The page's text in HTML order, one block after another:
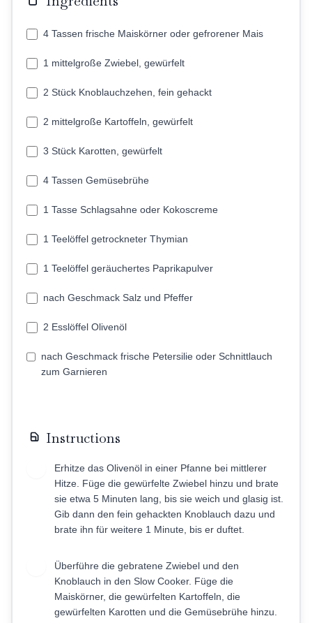
4 Tassen frische Maiskörner oder gefrorener Mais
1 mittelgroße Zwiebel, gewürfelt
2 Stück Knoblauchzehen, fein gehackt
2 mittelgroße Kartoffeln, gewürfelt
3 Stück Karotten, gewürfelt
4 Tassen Gemüsebrühe
1 Tasse Schlagsahne oder Kokoscreme
1 Teelöffel getrockneter Thymian
1 Teelöffel geräuchertes Paprikapulver
nach Geschmack Salz und Pfeffer
2 Esslöffel Olivenöl
nach Geschmack frische Petersilie oder Schnittlauch
zum Garnieren
Instructions
Erhitze das Olivenöl in einer Pfanne bei mittlerer
Hitze. Füge die gewürfelte Zwiebel hinzu und brate
sie etwa 5 Minuten lang, bis sie weich und glasig ist.
Gib dann den fein gehackten Knoblauch dazu und
brate ihn für weitere 1 Minute, bis er duftet.
Überführe die gebratene Zwiebel und den
Knoblauch in den Slow Cooker. Füge die
Maiskörner, die gewürfelten Kartoffeln, die
gewürfelten Karotten und die Gemüsebrühe hinzu.